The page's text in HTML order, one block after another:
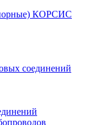
КОРСИС
соединений